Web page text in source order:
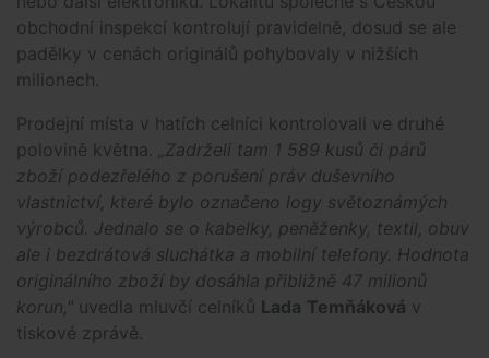
obchodní inspekcí kontrolují pravidelně, dosud se ale
padělky v cenách originálů pohybovaly v nižších
milionech.
Prodejní místa v hatích celníci kontrolovali ve druhé
polovině května.
„Zadrželi tam 1 589 kusů či párů
zboží podezřelého z porušení práv duševního
vlastnictví, které bylo označeno logy světoznámých
výrobců. Jednalo se o kabelky, peněženky, textil, obuv
ale i bezdrátová sluchátka a mobilní telefony. Hodnota
originálního zboží by dosáhla přibližně 47 milionů
korun," uvedla mluvčí celníků Lada Temňáková v
tiskové zprávě.